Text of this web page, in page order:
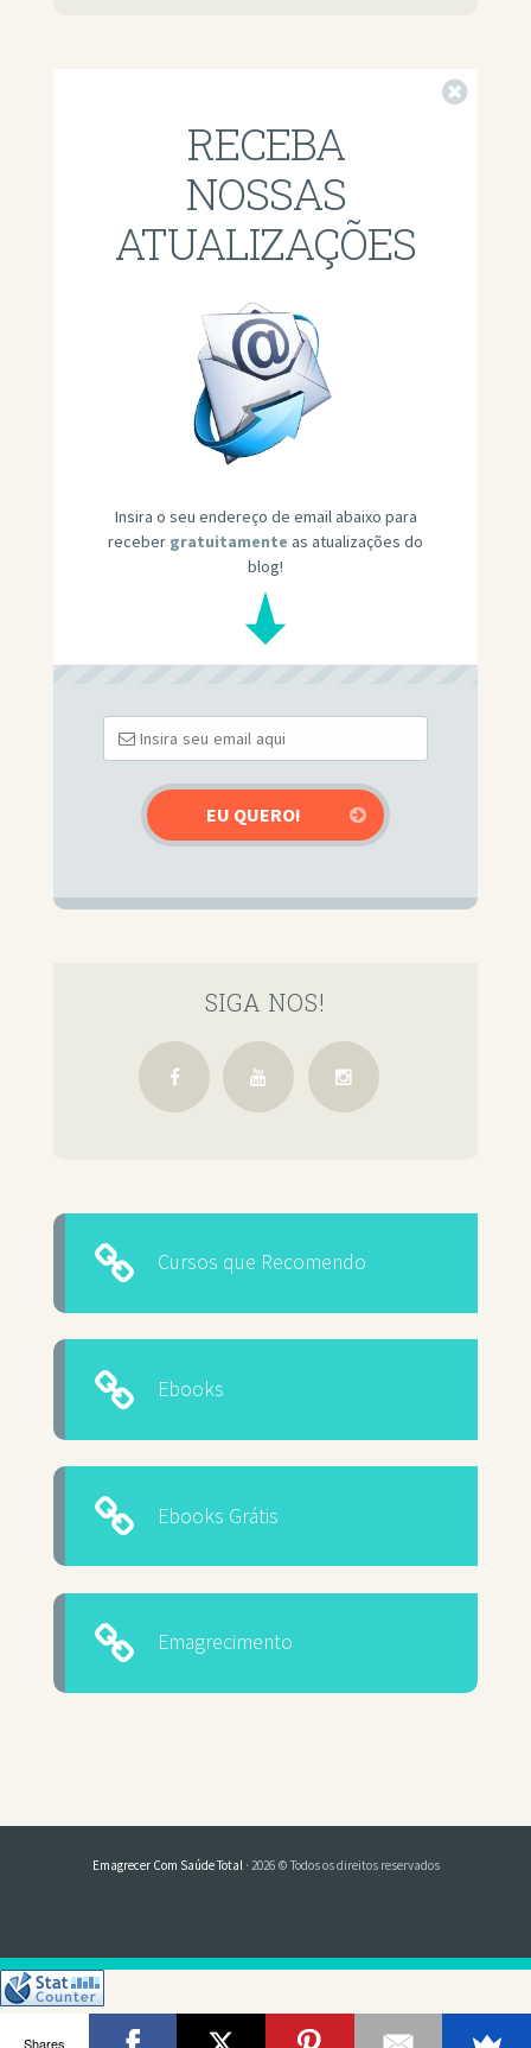
RECEBA
NOSSAS
ATUALIZAÇÕES
Insira o seu endereço de email abaixo para
receber gratuitamente as atualizações do
blog!
SIGA NOS!
Cursos que Recomendo
Ebooks
Ebooks Grátis
Emagrecimento
Emagrecer Com Saúde Total· 2026 © Todos os direitos reservados
Shares